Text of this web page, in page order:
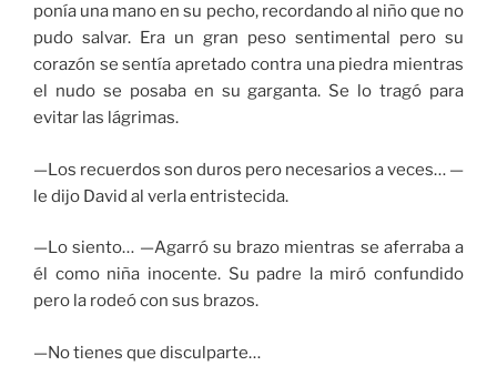
ponía una mano en su pecho, recordando al niño que no
pudo salvar. Era un gran peso sentimental pero su
corazón se sentía apretado contra una piedra mientras
el nudo se posaba en su garganta. Se lo tragó para
evitar las lágrimas.
—Los recuerdos son duros pero necesarios a veces… —
le dijo David al verla entristecida.
—Lo siento… —Agarró su brazo mientras se aferraba a
él como niña inocente. Su padre la miró confundido
pero la rodeó con sus brazos.
—No tienes que disculparte…